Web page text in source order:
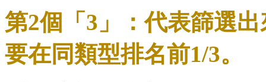
第2個「3」：代表篩選
要在同類型排名前1/3。